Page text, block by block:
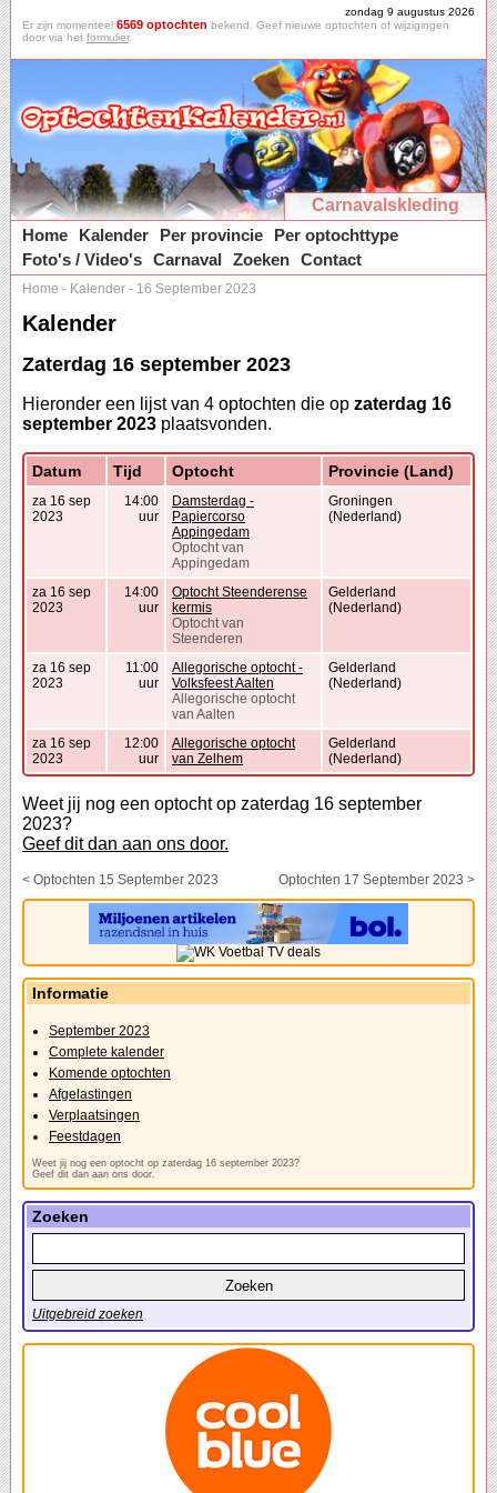
zondag 9 augustus 2026
Er zijn momenteel 6569 optochten bekend. Geef nieuwe optochten of wijzigingen
door via het formulier.
Carnavalskleding
Home
Kalender Per provincie
Per optochttype
Foto's / Video's Carnaval Zoeken Contact
Home - Kalender - 16 September 2023
Kalender
Zaterdag 16 september 2023
Hieronder een lijst van 4 optochten die op zaterdag 16
september 2023 plaatsvonden.
Datum Tijd Optocht Provincie (Land)
za 16 sep
2023
14:00
uur
Damsterdag -
Papiercorso
Appingedam
Optocht van
Appingedam
Groningen
(Nederland)
za 16 sep
2023
14:00
uur
Optocht Steenderense
kermis
Optocht van
Steenderen
Gelderland
(Nederland)
za 16 sep
2023
11:00
uur
Allegorische optocht -
Volksfeest Aalten
Allegorische optocht
van Aalten
Gelderland
(Nederland)
za 16 sep
2023
12:00
uur
Allegorische optocht
van Zelhem
Gelderland
(Nederland)
Weet jij nog een optocht op zaterdag 16 september
2023?
Geef dit dan aan ons door.
< Optochten 15 September 2023 Optochten 17 September 2023 >
Informatie
September 2023
Complete kalender
Komende optochten
Afgelastingen
Verplaatsingen
Feestdagen
Weet jij nog een optocht op zaterdag 16 september 2023?
Geef dit dan aan ons door.
Zoeken
Uitgebreid zoeken